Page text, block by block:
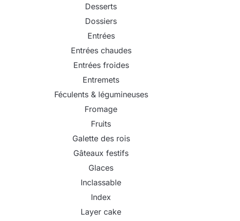
Desserts
Dossiers
Entrées
Entrées chaudes
Entrées froides
Entremets
Féculents & légumineuses
Fromage
Fruits
Galette des rois
Gâteaux festifs
Glaces
Inclassable
Index
Layer cake